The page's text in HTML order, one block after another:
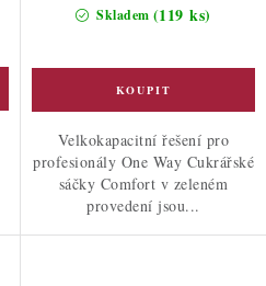
Skladem (119 ks)
Velkokapacitní řešení pro
profesionály One Way Cukrářské
sáčky Comfort v zeleném
provedení jsou...